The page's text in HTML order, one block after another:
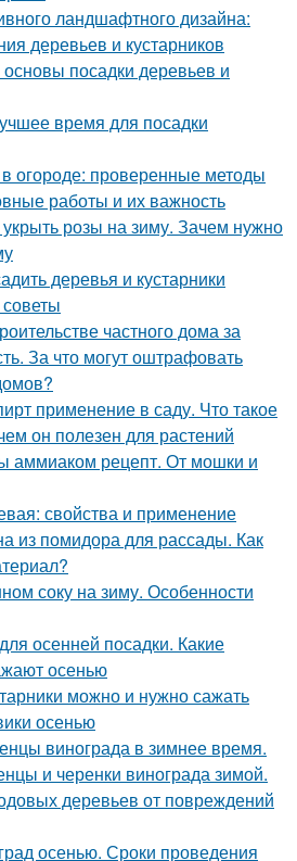
ландшафтного дизайна:
деревьев и кустарников
посадки деревьев и
время для посадки
огороде: проверенные методы
работы и их важность
розы на зиму. Зачем нужно
деревья и кустарники
частного дома за
За что могут оштрафовать
применение в саду. Что такое
он полезен для растений
аммиаком рецепт. От мошки и
свойства и применение
из помидора для рассады. Как
соку на зиму. Особенности
осенней посадки. Какие
осенью
можно и нужно сажать
осенью
винограда в зимнее время.
и черенки винограда зимой.
деревьев от повреждений
осенью. Сроки проведения